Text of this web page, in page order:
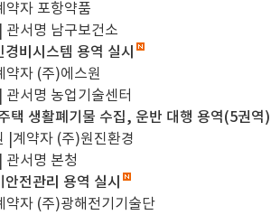
약자 포항약품
관서명 남구보건소
비시스템 용역 실시
약자 (주)에스원
관서명 농업기술센터
택 생활폐기물 수집, 운반 대행 용역(5권역
계약자 (주)원진환경
관서명 본청
전관리 용역 실시
약자 (주)광해전기기술단